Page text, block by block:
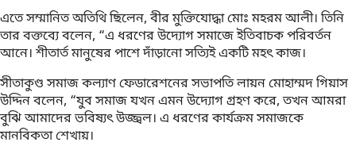
এতে সম্মানিত অতিথি ছিলেন, বীর মুক্তিযোদ্ধা মোঃ মহরম আলী। তিনি
তার বক্তব্যে বলেন, “এ ধরণের উদ্যোগ সমাজে ইতিবাচক পরিবর্তন
আনে। শীতার্ত মানুষের পাশে দাঁড়ানো সত্যিই একটি মহৎ কাজ।
সীতাকুণ্ড সমাজ কল্যাণ ফেডারেশনের সভাপতি লায়ন মোহাম্মদ গিয়াস
উদ্দিন বলেন, “যুব সমাজ যখন এমন উদ্যোগ গ্রহণ করে, তখন আমরা
বুঝি আমাদের ভবিষ্যৎ উজ্জ্বল। এ ধরণের কার্যক্রম সমাজকে
মানবিকতা শেখায়।